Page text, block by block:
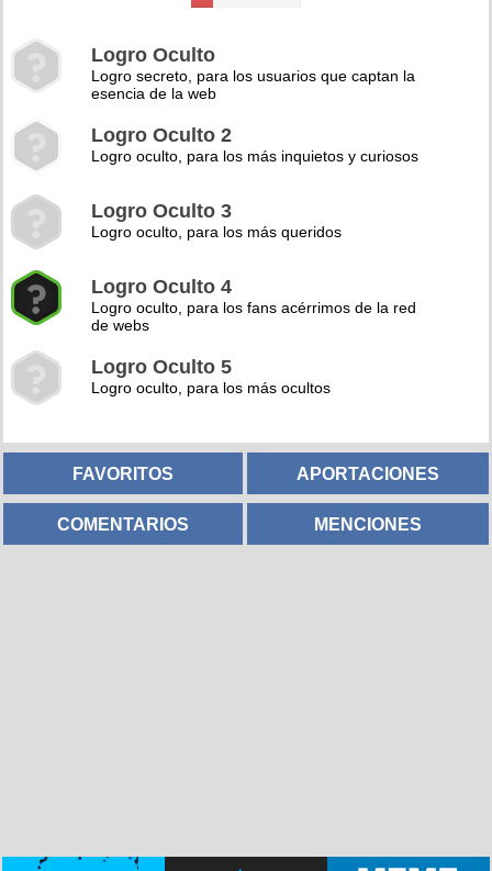
Logro Oculto
Logro secreto, para los usuarios que captan la
esencia de la web
Logro Oculto 2
Logro oculto, para los más inquietos y curiosos
Logro Oculto 3
Logro oculto, para los más queridos
Logro Oculto 4
Logro oculto, para los fans acérrimos de la red
de webs
Logro Oculto 5
Logro oculto, para los más ocultos
FAVORITOS APORTACIONES
COMENTARIOS MENCIONES